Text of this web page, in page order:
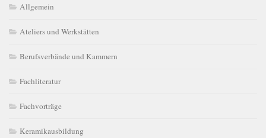
Allgemein
Ateliers und Werkstätten
Berufsverbände und Kammern
Fachliteratur
Fachvorträge
Keramikausbildung